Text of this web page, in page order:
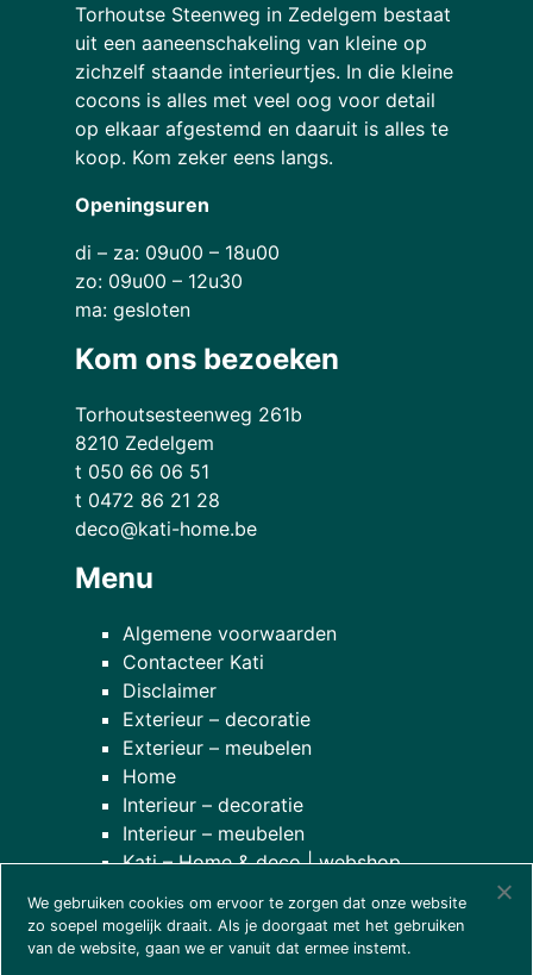
Torhoutse Steenweg in Zedelgem bestaat
uit een aaneenschakeling van kleine op
zichzelf staande interieurtjes. In die kleine
cocons is alles met veel oog voor detail
op elkaar afgestemd en daaruit is alles te
koop. Kom zeker eens langs.
Openingsuren
di – za: 09u00 – 18u00
zo: 09u00 – 12u30
ma: gesloten
Kom ons bezoeken
Torhoutsesteenweg 261b
8210 Zedelgem
t 050 66 06 51
t 0472 86 21 28
deco@kati-home.be
Menu
Algemene voorwaarden
Contacteer Kati
Disclaimer
Exterieur – decoratie
Exterieur – meubelen
Home
Interieur – decoratie
Interieur – meubelen
Kati – Home & deco | webshop
over onze winkel
We gebruiken cookies om ervoor te zorgen dat onze website
zo soepel mogelijk draait. Als je doorgaat met het gebruiken
van de website, gaan we er vanuit dat ermee instemt.